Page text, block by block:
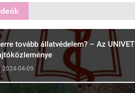
tovább állatvédelem? – Az UNIVET
2024-04-09